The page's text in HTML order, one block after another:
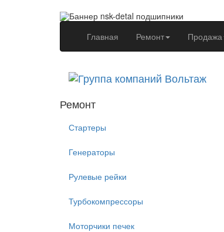
Главная (current)Ремонт Продажа
Ремонт
Стартеры
Генераторы
Рулевые рейки
Турбокомпрессоры
Моторчики печек